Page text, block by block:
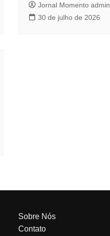
Jornal Momento admin
30 de julho de 2026
Sobre Nós
Contato